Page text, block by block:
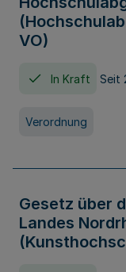
VO)
In Kraft Seit
Verordnung
Gesetz über
Landes